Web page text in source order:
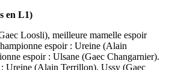
en L1)
Loosli), meilleure mamelle espoir
espoir : Ureine (Alain
espoir : Ulsane (Gaec Changarnier).
: Ureine (Alain Terrillon), Ussy (Gaec